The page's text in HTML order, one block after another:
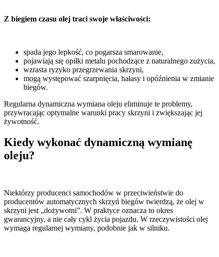
Z biegiem czasu olej traci swoje właściwości:
spada jego lepkość, co pogarsza smarowanie,
pojawiają się opiłki metalu pochodzące z naturalnego zużycia,
wzrasta ryzyko przegrzewania skrzyni,
mogą występować szarpnięcia, hałasy i opóźnienia w zmianie
biegów.
Regularna dynamiczna wymiana oleju eliminuje te problemy,
przywracając optymalne warunki pracy skrzyni i zwiększając jej
żywotność.
Kiedy wykonać dynamiczną wymianę
oleju?
Niektórzy producenci samochodów w przeciwieństwie do
producentów automatycznych skrzyń biegów twierdzą, że olej w
skrzyni jest „dożywotni”. W praktyce oznacza to okres
gwarancyjny, a nie cały cykl życia pojazdu. W rzeczywistości olej
wymaga regularnej wymiany, podobnie jak w silniku.